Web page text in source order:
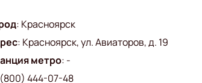
: Красноярск
: Красноярск, ул. Авиаторов, д. 19
метро: -
444-07-48